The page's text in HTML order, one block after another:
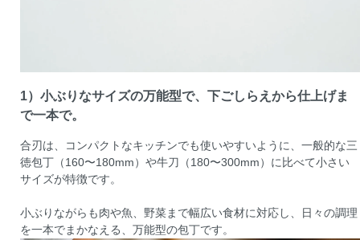
1）小ぶりなサイズの万能型で、下ごしらえから仕上げま
で一本で。
合刃は、コンパクトなキッチンでも使いやすいように、一般的な三
徳包丁（160〜180mm）や牛刀（180〜300mm）に比べて小さい
サイズが特徴です。
小ぶりながらも肉や魚、野菜まで幅広い食材に対応し、日々の調理
を一本でまかなえる、万能型の包丁です。